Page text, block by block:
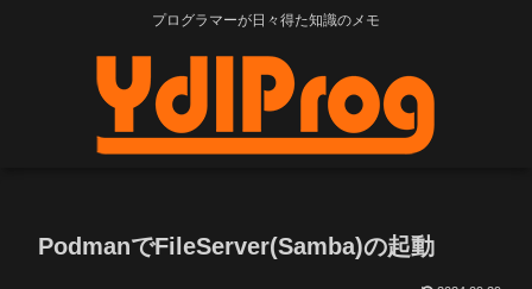
プログラマーが日々得た知識のメモ
PodmanでFileServer(Samba)の起動